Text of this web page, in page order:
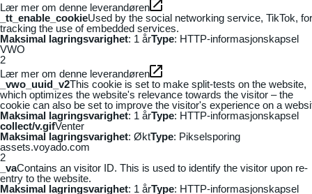
Lær mer om denne leverandøren
_tt_enable_cookieUsed by the social networking service, TikTok, for
tracking the use of embedded services.
Maksimal lagringsvarighet: 1 årType: HTTP-informasjonskapsel
VWO
2
Lær mer om denne leverandøren
_vwo_uuid_v2This cookie is set to make split-tests on the website,
which optimizes the website's relevance towards the visitor – the
cookie can also be set to improve the visitor's experience on a
Maksimal lagringsvarighet: 1 årType: HTTP-informasjonskapsel
collect/v.gifVenter
Maksimal lagringsvarighet: ØktType: Pikselsporing
assets.voyado.com
2
_vaContains an visitor ID. This is used to identify the visitor upon re-
entry to the website.
Maksimal lagringsvarighet: 1 årType: HTTP-informasjonskapsel